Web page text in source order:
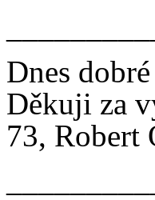
Dnes
Děkuji za
73, Robert